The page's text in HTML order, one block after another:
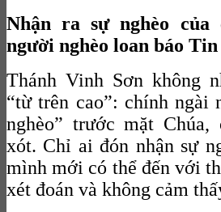
Nhận ra sự nghèo của
người nghèo loan báo
Thánh Vinh Sơn không
“từ trên cao”: chính ngài
nghèo” trước mặt Chúa,
xót. Chỉ ai đón nhận sự
mình mới có thể đến với
xét đoán và không cảm